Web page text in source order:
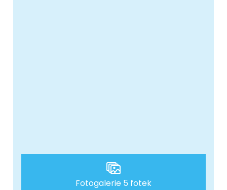
Fotogalerie 5 fotek